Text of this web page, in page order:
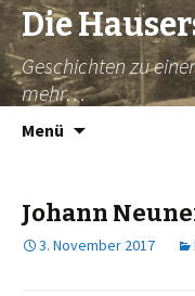
Die
Geschichten zu
mehr…
Menü
Johann
3. November 2017